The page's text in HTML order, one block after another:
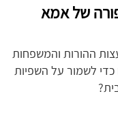
של אמא
ההורות והמשפחות
לשמור על השפיות